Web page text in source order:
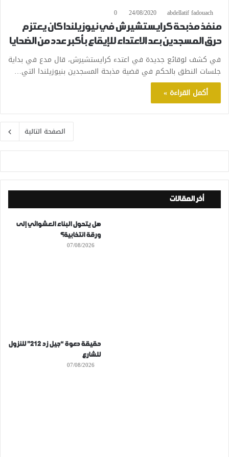
abdellatif fadouach
24/08/2020
0
منفذ مذبحة كرايستشيرش في نيوزيلندا كان يعتزم
حرق المسجدين بعد الاعتداء للإيقاع بأكبر عدد من الضحايا
في كشف لوقائع جديدة في اعتدء كرايستشيرش، قال مدع في بداية
جلسات النطق بالحكم في قضية مذبحة المسجدين بنيوزيلندا التي…
أكمل القراءة »
الصفحة التالية
أخر المقالات
هل يتحول البناء العشوائي إلى
ورقة انتخابية؟
07/08/2026
حقيقة دعوة “جيل زد 212” للنزول
للشارع
07/08/2026